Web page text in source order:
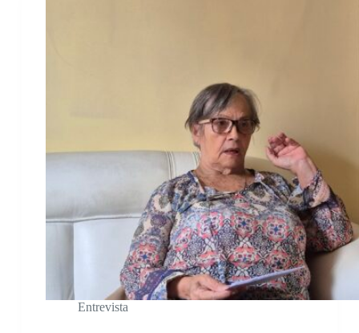
Entrevista